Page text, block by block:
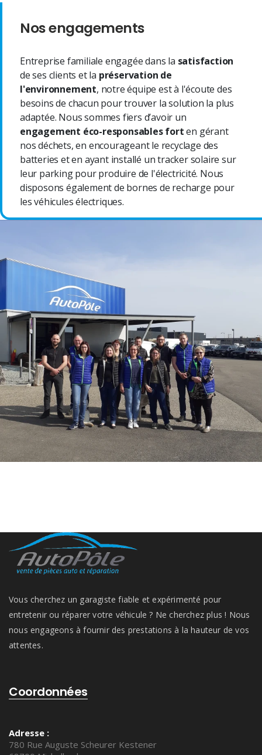
Nos engagements
Entreprise familiale engagée dans la satisfaction
de ses clients et la préservation de
l'environnement, notre équipe est à l'écoute des
besoins de chacun pour trouver la solution la plus
adaptée. Nous sommes fiers d’avoir un
engagement éco-responsables forten gérant
nos déchets, en encourageant le recyclage des
batteries et en ayant installé un tracker solaire sur
leur parking pour produire de l'électricité. Nous
disposons également de bornes de recharge pour
les véhicules électriques.
Vous cherchez un garagiste fiable et expérimenté pour
entretenir ou réparer votre véhicule ? Ne cherchez plus ! Nous
nous engageons à fournir des prestations à la hauteur de vos
attentes.
Coordonnées
Adresse :
780 Rue Auguste Scheurer Kestener